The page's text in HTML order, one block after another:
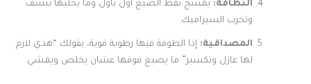
النظافة: يمسح نقط الصبغ أول بأول وما يخليها تنشف
وتخرب السيراميك.
المصداقية: إذا الطوفة فيها رطوبة قوية، يقولك “هذي لازم
لها عازل وتكسير” ما يصبغ فوقها عشان يخلص ويمشي.